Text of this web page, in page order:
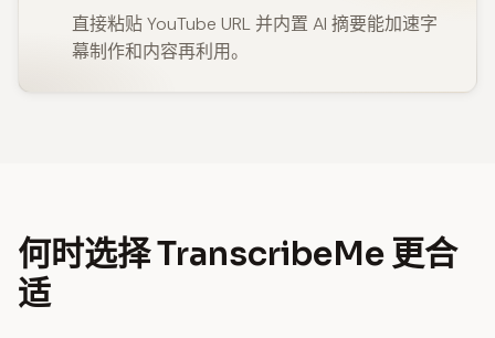
直接粘贴 YouTube URL 并内置 AI 摘要能加速字
幕制作和内容再利用。
何时选择 TranscribeMe 更合
适